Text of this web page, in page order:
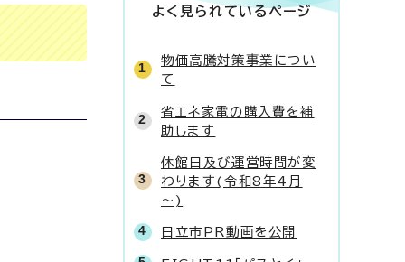
よく見られているページ
物価高騰対策事業につい
て
省エネ家電の購入費を補
助します
休館日及び運営時間が変
わります(令和8年4月
～)
日立市PR動画を公開